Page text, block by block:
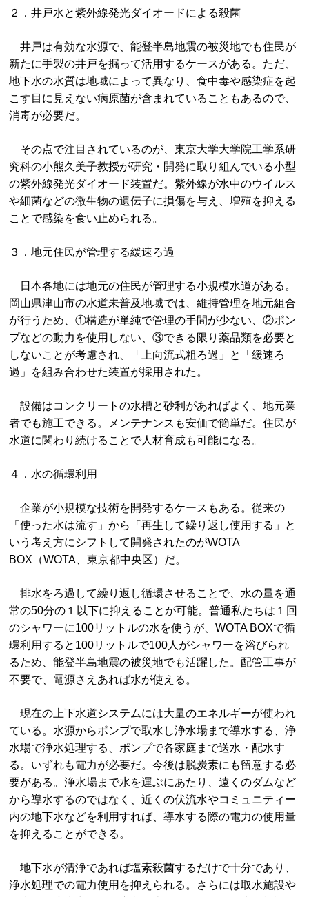
２．井戸水と紫外線発光ダイオードによる殺菌
井戸は有効な水源で、能登半島地震の被災地でも住民が
新たに手製の井戸を掘って活用するケースがある。ただ、
地下水の水質は地域によって異なり、食中毒や感染症を起
こす目に見えない病原菌が含まれていることもあるので、
消毒が必要だ。
その点で注目されているのが、東京大学大学院工学系研
究科の小熊久美子教授が研究・開発に取り組んでいる小型
の紫外線発光ダイオード装置だ。紫外線が水中のウイルス
や細菌などの微生物の遺伝子に損傷を与え、増殖を抑える
ことで感染を食い止められる。
３．地元住民が管理する緩速ろ過
日本各地には地元の住民が管理する小規模水道がある。
岡山県津山市の水道未普及地域では、維持管理を地元組合
が行うため、①構造が単純で管理の手間が少ない、②ポン
プなどの動力を使用しない、③できる限り薬品類を必要と
しないことが考慮され、「上向流式粗ろ過」と「緩速ろ
過」を組み合わせた装置が採用された。
設備はコンクリートの水槽と砂利があればよく、地元業
者でも施工できる。メンテナンスも安価で簡単だ。住民が
水道に関わり続けることで人材育成も可能になる。
４．水の循環利用
企業が小規模な技術を開発するケースもある。従来の
「使った水は流す」から「再生して繰り返し使用する」と
いう考え方にシフトして開発されたのがWOTA
BOX（WOTA、東京都中央区）だ。
排水をろ過して繰り返し循環させることで、水の量を通
常の50分の１以下に抑えることが可能。普通私たちは１回
のシャワーに100リットルの水を使うが、WOTA BOXで循
環利用すると100リットルで100人がシャワーを浴びられ
るため、能登半島地震の被災地でも活躍した。配管工事が
不要で、電源さえあれば水が使える。
現在の上下水道システムには大量のエネルギーが使われ
ている。水源からポンプで取水し浄水場まで導水する、浄
水場で浄水処理する、ポンプで各家庭まで送水・配水す
る。いずれも電力が必要だ。今後は脱炭素にも留意する必
要がある。浄水場まで水を運ぶにあたり、遠くのダムなど
から導水するのではなく、近くの伏流水やコミュニティー
内の地下水などを利用すれば、導水する際の電力の使用量
を抑えることができる。
地下水が清浄であれば塩素殺菌するだけで十分であり、
浄水処理での電力使用を抑えられる。さらには取水施設や